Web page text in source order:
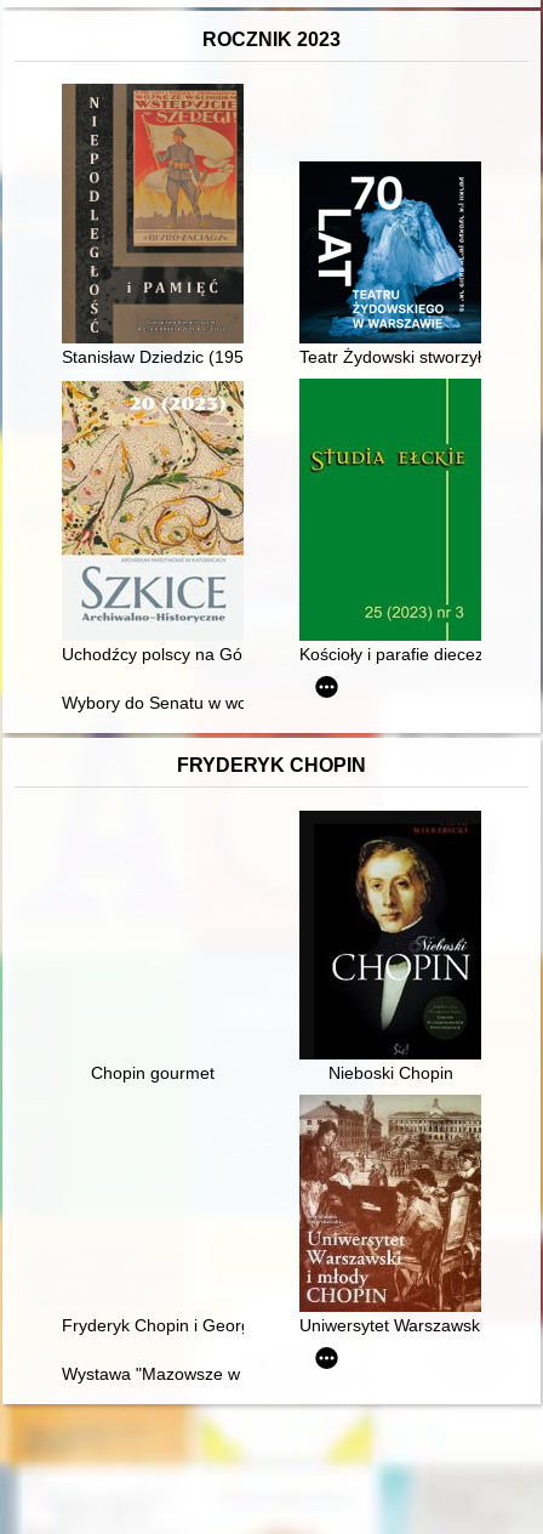
ROCZNIK 2023
Stanisław Dziedzic (1953-2021)Teatr Żydowski stworzyły
Uchodźcy polscy na Górnym Śląsku w wyniku powstań i
Kościoły i parafie diecezji
Wybory do Senatu w województwie katowickim w 1989 r
FRYDERYK CHOPIN
Chopin gourmet Nieboski Chopin
Fryderyk Chopin i George Sand w oczach polskich biografów i
Uniwersytet Warszawski i
Wystawa "Mazowsze w czasach Chopina" - połączenie